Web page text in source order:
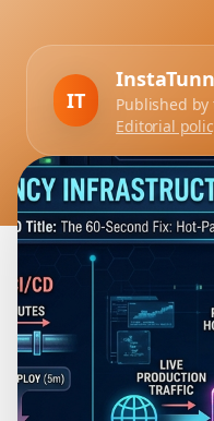
IT
Published
Editorial